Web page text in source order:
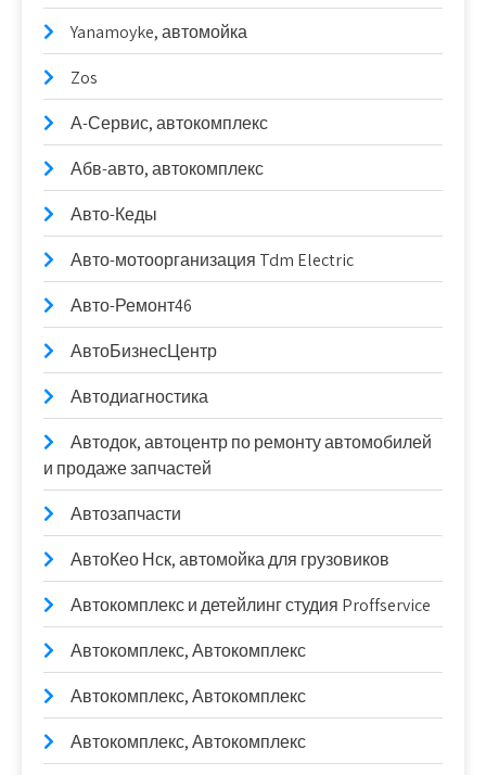
Yanamoyke, автомойка
Zos
А-Сервис, автокомплекс
Абв-авто, автокомплекс
Авто-Кеды
Авто-мотоорганизация Tdm Electric
Авто-Ремонт46
АвтоБизнесЦентр
Автодиагностика
Автодок, автоцентр по ремонту автомобилей
и продаже запчастей
Автозапчасти
АвтоКео Нск, автомойка для грузовиков
Автокомплекс и детейлинг студия Proffservice
Автокомплекс, Автокомплекс
Автокомплекс, Автокомплекс
Автокомплекс, Автокомплекс